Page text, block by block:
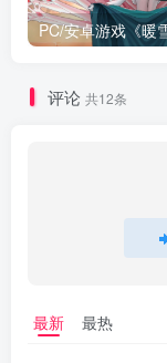
评论 共12条
最新 最热